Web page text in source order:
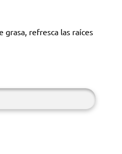
refresca las raíces